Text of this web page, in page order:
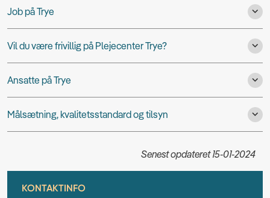
Job på Trye
Vil du være frivillig på Plejecenter Trye?
Ansatte på Trye
Målsætning, kvalitetsstandard og tilsyn
Senest opdateret 15-01-2024
KONTAKTINFO